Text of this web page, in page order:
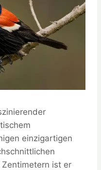
einzigartigen
Zentimetern ist er